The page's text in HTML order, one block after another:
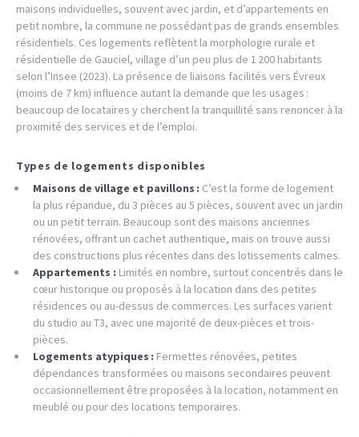
maisons individuelles, souvent avec jardin, et d’appartements en
petit nombre, la commune ne possédant pas de grands ensembles
résidentiels. Ces logements reflètent la morphologie rurale et
résidentielle de Gauciel, village d’un peu plus de 1 200 habitants
selon l’Insee (2023). La présence de liaisons facilités vers Évreux
(moins de 7 km) influence autant la demande que les usages :
beaucoup de locataires y cherchent la tranquillité sans renoncer à la
proximité des services et de l’emploi.
Types de logements disponibles
Maisons de village et pavillons : C’est la forme de logement
la plus répandue, du 3 pièces au 5 pièces, souvent avec un jardin
ou un petit terrain. Beaucoup sont des maisons anciennes
rénovées, offrant un cachet authentique, mais on trouve aussi
des constructions plus récentes dans des lotissements calmes.
Appartements : Limités en nombre, surtout concentrés dans le
cœur historique ou proposés à la location dans des petites
résidences ou au-dessus de commerces. Les surfaces varient
du studio au T3, avec une majorité de deux-pièces et trois-
pièces.
Logements atypiques : Fermettes rénovées, petites
dépendances transformées ou maisons secondaires peuvent
occasionnellement être proposées à la location, notamment en
meublé ou pour des locations temporaires.